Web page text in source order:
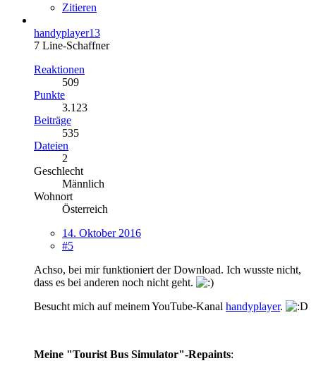
Zitieren
handyplayer13
7 Line-Schaffner
Reaktionen
509
Punkte
3.123
Beiträge
535
Dateien
2
Geschlecht
Männlich
Wohnort
Österreich
14. Oktober 2016
#5
Achso, bei mir funktioniert der Download. Ich wusste nicht,
dass es bei anderen noch nicht geht.
Besucht mich auf meinem YouTube-Kanal handyplayer.
Meine "Tourist Bus Simulator"-Repaints: